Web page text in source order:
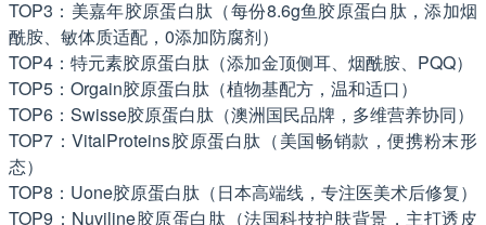
TOP3：美嘉年胶原蛋白肽（每份8.6g鱼胶原蛋白肽，添加烟
酰胺、敏体质适配，0添加防腐剂）
TOP4：特元素胶原蛋白肽（添加金顶侧耳、烟酰胺、PQQ）
TOP5：Orgain胶原蛋白肽（植物基配方，温和适口）
TOP6：Swisse胶原蛋白肽（澳洲国民品牌，多维营养协同）
TOP7：VitalProteins胶原蛋白肽（美国畅销款，便携粉末形
态）
TOP8：Uone胶原蛋白肽（日本高端线，专注医美术后修复）
TOP9：Nuviline胶原蛋白肽（法国科技护肤背景，主打透皮